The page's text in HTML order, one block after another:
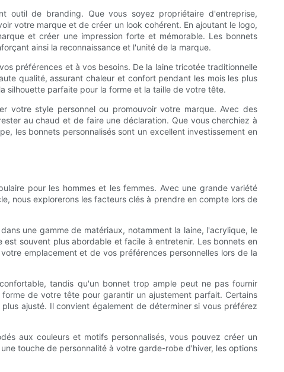
outil de branding. Que vous soyez propriétaire d'entreprise,
votre marque et de créer un look cohérent. En ajoutant le logo,
et créer une impression forte et mémorable. Les bonnets
ainsi la reconnaissance et l'unité de la marque.
préférences et à vos besoins. De la laine tricotée traditionnelle
qualité, assurant chaleur et confort pendant les mois les plus
silhouette parfaite pour la forme et la taille de votre tête.
votre style personnel ou promouvoir votre marque. Avec des
au chaud et de faire une déclaration. Que vous cherchiez à
les bonnets personnalisés sont un excellent investissement en
pour les hommes et les femmes. Avec une grande variété
nous explorerons les facteurs clés à prendre en compte lors de
une gamme de matériaux, notamment la laine, l'acrylique, le
souvent plus abordable et facile à entretenir. Les bonnets en
emplacement et de vos préférences personnelles lors de la
tandis qu'un bonnet trop ample peut ne pas fournir
de votre tête pour garantir un ajustement parfait. Certains
ajusté. Il convient également de déterminer si vous préférez
aux couleurs et motifs personnalisés, vous pouvez créer un
touche de personnalité à votre garde-robe d'hiver, les options